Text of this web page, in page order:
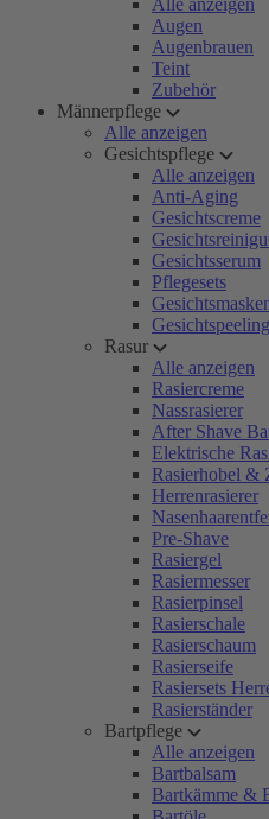
Alle anzeigen
Augen
Augenbrauen
Teint
Zubehör
Männerpflege
Alle anzeigen
Gesichtspflege
Alle anzeigen
Anti-Aging
Gesichtscreme
Gesichtsserum
Pflegesets
Gesichtspeeling
Rasur
Alle anzeigen
Rasiercreme
Nassrasierer
After Shave
Elektrische
Rasierhobel &
Herrenrasierer
Pre-Shave
Rasiergel
Rasiermesser
Rasierpinsel
Rasierschale
Rasierschaum
Rasierseife
Rasiersets
Rasierständer
Bartpflege
Alle anzeigen
Bartbalsam
Bartkämme &